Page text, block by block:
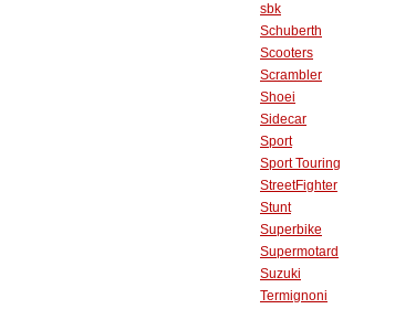
sbk
Schuberth
Scooters
Scrambler
Shoei
Sidecar
Sport
Sport Touring
StreetFighter
Stunt
Superbike
Supermotard
Suzuki
Termignoni